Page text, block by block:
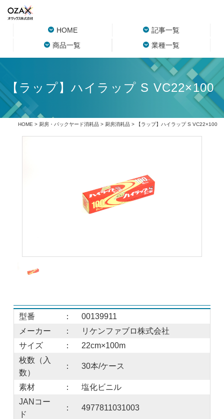
HOME
記事一覧
商品一覧
業種一覧
【ラップ】ハイラップ S VC22×100
HOME > 厨房・バックヤード消耗品> 厨房消耗品> 【ラップ】ハイラップ S VC22×100
型番 ：
00139911
メーカー
：
リケンファブロ株式会社
サイズ
：
22cm×100m
枚数（入
数）
： 30本/ケース
素材 ：
塩化ビニル
JANコー
ド
： 4977811031003